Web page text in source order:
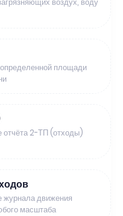
площади
отчёта 2-ТП (отходы)
журнала движения
масштаба